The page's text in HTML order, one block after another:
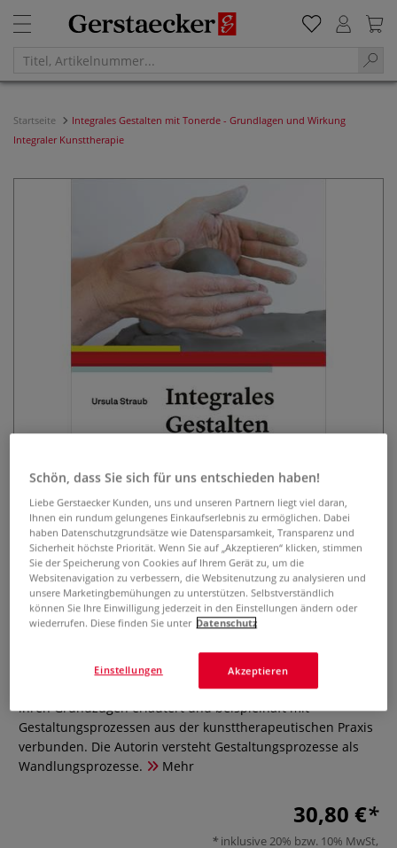
Startseite
Integrales Gestalten mit Tonerde - Grundlagen und Wirkung
Integraler Kunsttherapie
Integrales Gestalten mit Tonerde
- Grundlagen und Wirkung
Integraler Kunsttherapie
0 Bewertungen
Die Methode des Integralen Gestaltens mit Tonerde wird in
ihren Grundzügen erläutert und beispielhaft mit
Gestaltungsprozessen aus der kunsttherapeutischen Praxis
verbunden. Die Autorin versteht Gestaltungsprozesse als
Wandlungsprozesse.
Mehr
30,80 €
inklusive 20% bzw. 10% MwSt,
Schön, dass Sie sich für uns entschieden haben!
Liebe Gerstaecker Kunden, uns und unseren Partnern liegt viel daran,
Ihnen ein rundum gelungenes Einkaufserlebnis zu ermöglichen. Dabei
haben Datenschutzgrundsätze wie Datensparsamkeit, Transparenz und
Sicherheit höchste Priorität. Wenn Sie auf „Akzeptieren“ klicken, stimmen
Sie der Speicherung von Cookies auf Ihrem Gerät zu, um die
Websitenavigation zu verbessern, die Websitenutzung zu analysieren und
unsere Marketingbemühungen zu unterstützen. Selbstverständlich
können Sie Ihre Einwilligung jederzeit in den Einstellungen ändern oder
wiederrufen. Diese finden Sie unter Datenschutz
Akzeptieren
Einstellungen